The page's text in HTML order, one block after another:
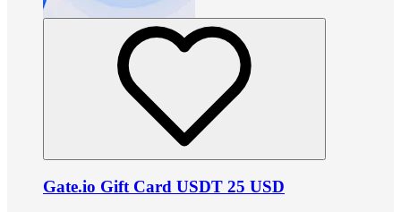
Gate.io Gift Card USDT 25 USD